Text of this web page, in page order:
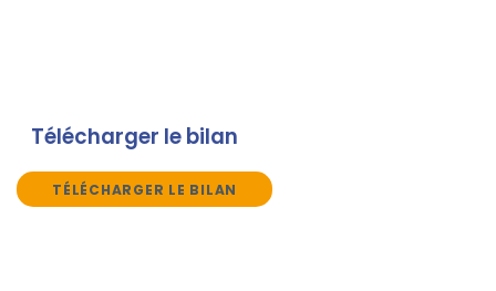
Télécharger le bilan
TÉLÉCHARGER LE BILAN